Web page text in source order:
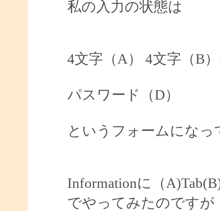
私の入力の状態は
4文字（A） 4文字（B
パスワード（D）
というフォームになっ
Informationに（
でやってみたのですが